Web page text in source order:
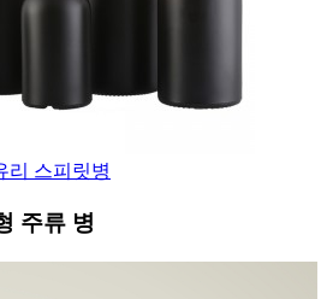
리 스피릿병
주류 병